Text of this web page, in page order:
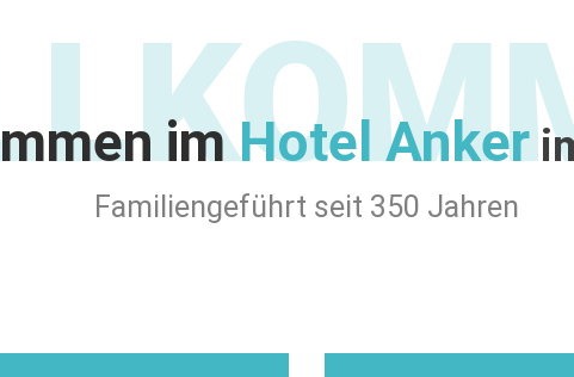
imHotel Anker
Familiengeführt seit 350 Jahren